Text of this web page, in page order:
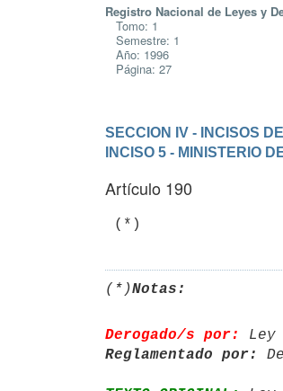
Registro Nacional de Leyes y
Tomo: 1
Semestre: 1
Año: 1996
Página: 27
SECCION IV - INCISOS
INCISO 5 - MINISTERIO
Artículo 190
(*)Notas:
Derogado/s por: Ley
Reglamentado por: